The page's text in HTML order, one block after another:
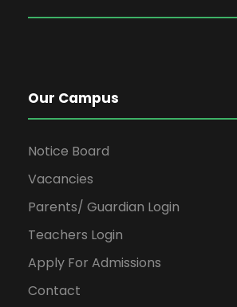
Our Campus
Notice Board
Vacancies
Parents/ Guardian Login
Teachers Login
Apply For Admissions
Contact